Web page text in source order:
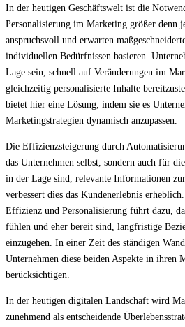
In der heutigen Geschäftswelt ist die
Personalisierung im Marketing größer denn
anspruchsvoll und erwarten
individuellen Bedürfnissen basieren.
Lage sein, schnell auf Veränderungen im
gleichzeitig personalisierte Inhalte
bietet hier eine Lösung, indem sie es
Marketingstrategien dynamisch anzupassen.
Die Effizienzsteigerung durch
das Unternehmen selbst, sondern auch für
in der Lage sind, relevante Informationen
verbessert dies das Kundenerlebnis
Effizienz und Personalisierung führt dazu,
fühlen und eher bereit sind, langfristige
einzugehen. In einer Zeit des ständigen
Unternehmen diese beiden Aspekte in ihren
berücksichtigen.
In der heutigen digitalen Landschaft wird
zunehmend als entscheidende